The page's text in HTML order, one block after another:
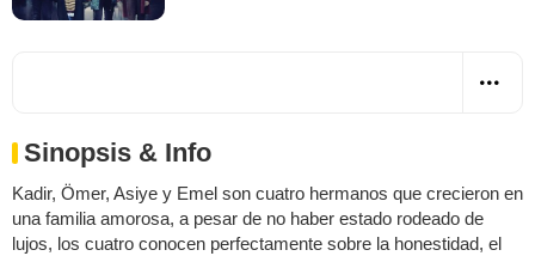
Sinopsis & Info
Kadir, Ömer, Asiye y Emel son cuatro hermanos que crecieron en
una familia amorosa, a pesar de no haber estado rodeado de
lujos, los cuatro conocen perfectamente sobre la honestidad, el